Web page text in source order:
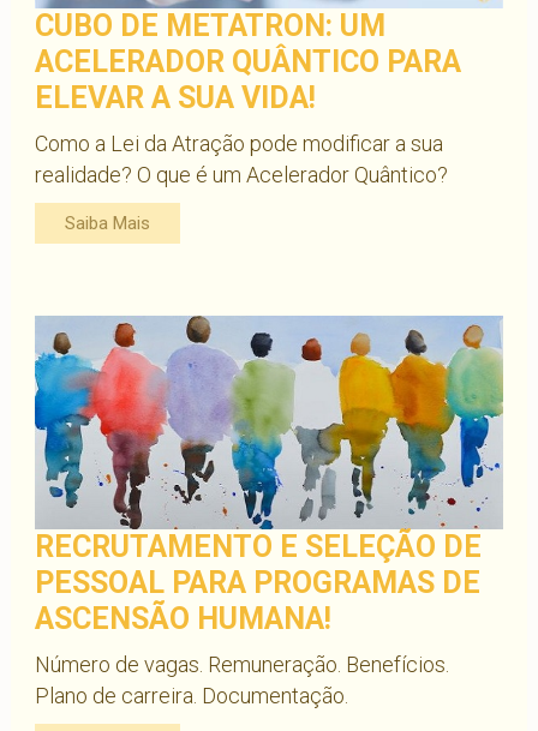
CUBO DE METATRON: UM
ACELERADOR QUÂNTICO PARA
ELEVAR A SUA VIDA!
Como a Lei da Atração pode modificar a sua
realidade? O que é um Acelerador Quântico?
Saiba Mais
RECRUTAMENTO E SELEÇÃO DE
PESSOAL PARA PROGRAMAS DE
ASCENSÃO HUMANA!
Número de vagas. Remuneração. Benefícios.
Plano de carreira. Documentação.